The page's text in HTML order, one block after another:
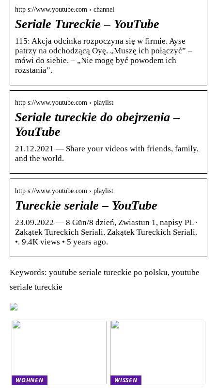
http s://www.youtube.com › channel
Seriale Tureckie – YouTube
115: Akcja odcinka rozpoczyna się w firmie. Ayse
patrzy na odchodzącą Oyę. „Muszę ich połączyć” –
mówi do siebie. – „Nie mogę być powodem ich
rozstania”.
http s://www.youtube.com › playlist
Seriale tureckie do obejrzenia –
YouTube
21.12.2021 — Share your videos with friends, family,
and the world.
http s://www.youtube.com › playlist
Tureckie seriale – YouTube
23.09.2022 — 8 Gün/8 dzień, Zwiastun 1, napisy PL ·
Zakątek Tureckich Seriali. Zakątek Tureckich Seriali.
•. 9.4K views • 5 years ago.
Keywords: youtube seriale tureckie po polsku, youtube
seriale tureckie
WOHNEN
WISSEN